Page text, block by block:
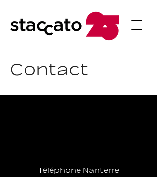
Contact
Téléphone Nanterre